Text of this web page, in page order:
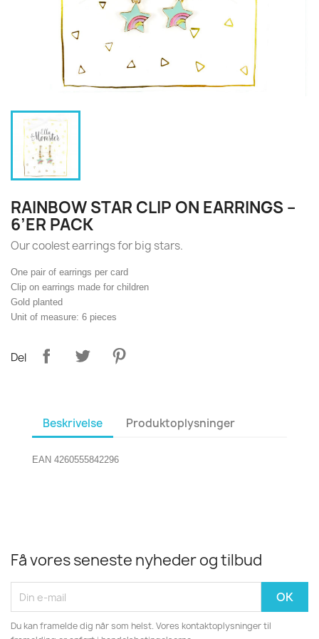
RAINBOW STAR CLIP ON EARRINGS –
6’ER PACK
Our coolest earrings for big stars.
One pair of earrings per card
Clip on earrings made for children
Gold planted
Unit of measure: 6 pieces
Del
Beskrivelse Produktoplysninger
EAN 4260555842296
Få vores seneste nyheder og tilbud
Du kan framelde dig når som helst. Vores kontaktoplysninger til